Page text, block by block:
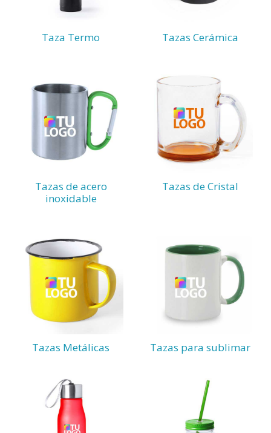
Taza Termo Tazas Cerámica
Tazas de acero
inoxidable
Tazas de Cristal
Tazas Metálicas Tazas para sublimar